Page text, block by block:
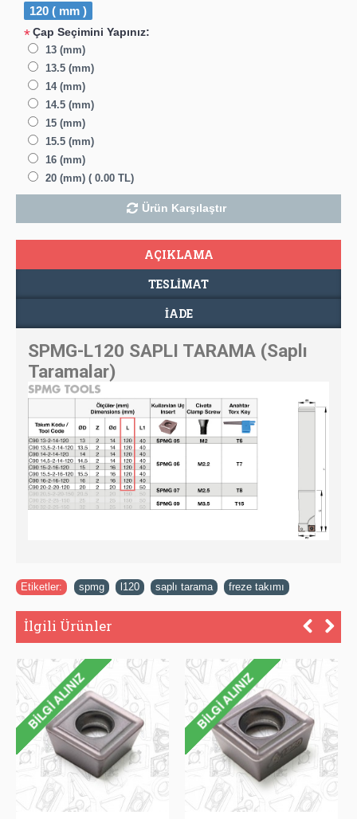
120 ( mm )
*Çap Seçimini Yapınız:
13 (mm)
13.5 (mm)
14 (mm)
14.5 (mm)
15 (mm)
15.5 (mm)
16 (mm)
20 (mm) ( 0.00 TL)
Ürün Karşılaştır
AÇIKLAMA
TESLIMAT
İADE
SPMG-L120 SAPLI TARAMA (Saplı
Taramalar)
Etiketler: spmg l120 saplı tarama freze takımı
İlgili Ürünler